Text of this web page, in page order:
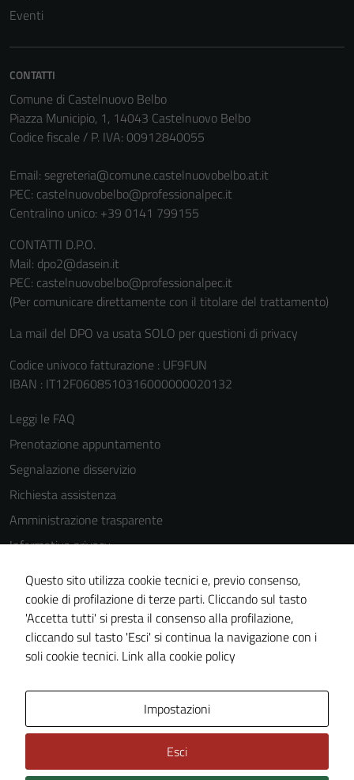
Eventi
CONTATTI
Comune di Castelnuovo Belbo
Piazza Municipio, 1, 14043 Castelnuovo Belbo
Codice fiscale / P. IVA: 00912840055
Email: segreteria@comune.castelnuovobelbo.at.it
PEC: castelnuovobelbo@professionalpec.it
Centralino unico: +39 0141 799155
CONTATTI D.P.O.
Mail: dpo2@dasein.it
PEC: castelnuovobelbo@professionalpec.it
(Per comunicare direttamente con il titolare del trattamento)
La mail del DPO va usata SOLO per questioni di privacy
Codice univoco fatturazione : UF9FUN
IBAN : IT12F0608510316000000020132
Leggi le FAQ
Prenotazione appuntamento
Segnalazione disservizio
Richiesta assistenza
Amministrazione trasparente
Informativa privacy
Cookie Policy
Note legali
Dichiarazione di accessibilità
Piano di miglioramento del sito
Questo sito utilizza cookie tecnici e, previo consenso,
cookie di profilazione di terze parti. Cliccando sul tasto
'Accetta tutti' si presta il consenso alla profilazione,
cliccando sul tasto 'Esci' si continua la navigazione con i
soli cookie tecnici. Link alla cookie policy
Impostazioni
Esci
Tecnici
Questi cookie
per il
funzionamento